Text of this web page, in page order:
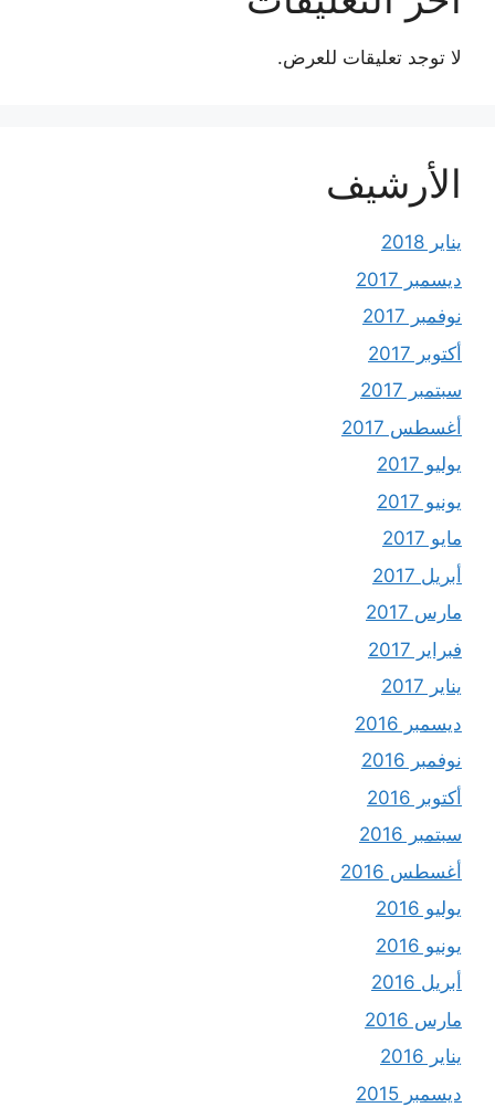
لا توجد تعليقات للعرض.
الأرشيف
يناير 2018
ديسمبر 2017
نوفمبر 2017
أكتوبر 2017
سبتمبر 2017
أغسطس 2017
يوليو 2017
يونيو 2017
مايو 2017
أبريل 2017
مارس 2017
فبراير 2017
يناير 2017
ديسمبر 2016
نوفمبر 2016
أكتوبر 2016
سبتمبر 2016
أغسطس 2016
يوليو 2016
يونيو 2016
أبريل 2016
مارس 2016
يناير 2016
ديسمبر 2015